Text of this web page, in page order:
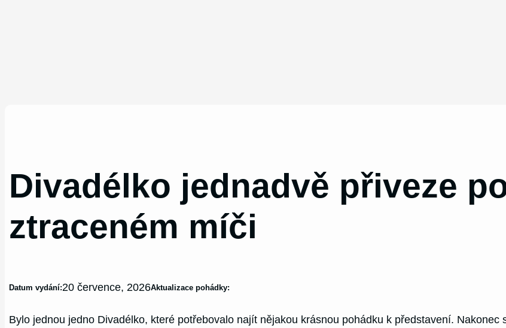
Divadélko jednadvě přiveze
ztraceném míči
Datum vydání:20 července, 2026Aktualizace pohádky:
Bylo jednou jedno Divadélko, které potřebovalo najít nějakou krásnou pohádku k představení.